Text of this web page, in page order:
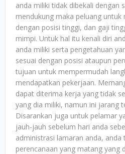
anda miliki tidak dibekali dengan
mendukung maka peluang
dengan posisi tinggi, dan gaji
mimpi. Untuk hal itu kenali diri
anda miliki serta pengetahuan
sesuai dengan posisi ataupun
tujuan untuk mempermudah
mendapatkan pekerjaan.
dapat diterima kerja yang tidak
yang dia miliki, namun ini jarang
Disarankan juga untuk pelamar
jauh-jauh sebelum hari anda
administrasi lamaran anda, anda
perencanaan yang matang yang